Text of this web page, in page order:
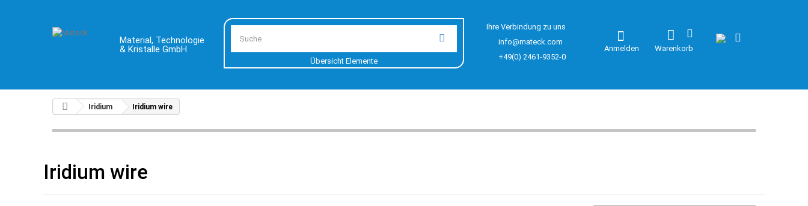
Material, Technologie
& Kristalle GmbH
Übersicht Elemente
Ihre Verbindung zu uns
info@mateck.com
+49(0) 2461-9352-0
Warenkorb
Anmelden
Iridium Iridium wire
Iridium wire